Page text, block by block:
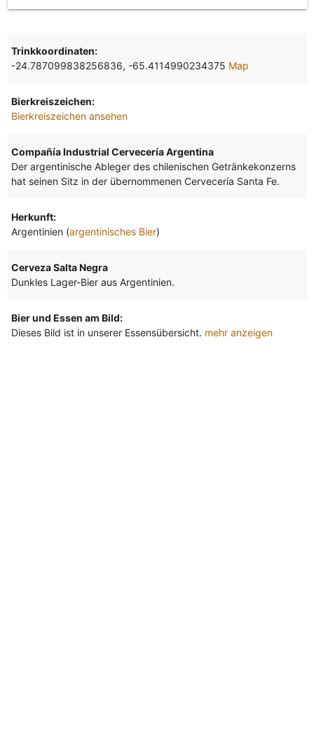
Trinkkoordinaten:
-24.787099838256836, -65.4114990234375 Map
Bierkreiszeichen:
Bierkreiszeichen ansehen
Compañía Industrial Cervecería Argentina
Der argentinische Ableger des chilenischen Getränkekonzerns
hat seinen Sitz in der übernommenen Cervecería Santa Fe.
Herkunft:
Argentinien (argentinisches Bier)
Cerveza Salta Negra
Dunkles Lager-Bier aus Argentinien.
Bier und Essen am Bild:
Dieses Bild ist in unserer Essensübersicht. mehr anzeigen